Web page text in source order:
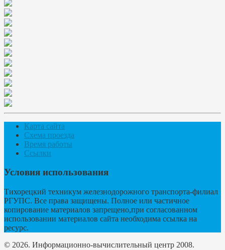
Карта сайта
Схема проезда
Время работы
Ссылки
Условия использования
Тихорецкий техникум железнодорожного транспорта-филиал
РГУПС. Все права защищены. Полное или частичное
копирование материалов запрещено,при согласованном
использовании материалов сайта необходима ссылка на
ресурс.
© 2026. Информационно-вычислительный центр 2008.